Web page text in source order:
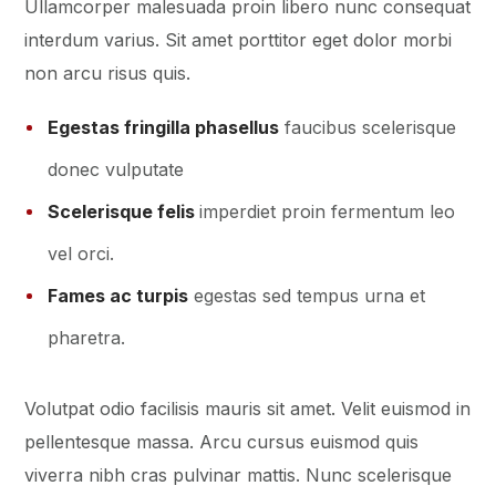
Ullamcorper malesuada proin libero nunc consequat
interdum varius. Sit amet porttitor eget dolor morbi
non arcu risus quis.
Egestas fringilla phasellus faucibus scelerisque
donec vulputate
Scelerisque felisimperdiet proin fermentum leo
vel orci.
Fames ac turpis egestas sed tempus urna et
pharetra.
Volutpat odio facilisis mauris sit amet. Velit euismod in
pellentesque massa. Arcu cursus euismod quis
viverra nibh cras pulvinar mattis. Nunc scelerisque